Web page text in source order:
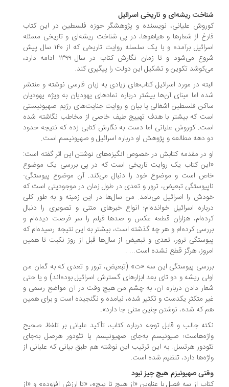
ریشه‌ای و تاریخی اسرائیل
علیانی، نویسنده و پژوهشگر حوزه فلسطین در این کتاب
از شعارها و هیاهوها، در پی شناخت ریشه‌ای و تاریخی مسئله
اسرائیل برآمده و با یک سلسله روایت تاریخی که از ۱۴۰ سال پیش
شروع می‌شود و تا زمان نگارش کتاب در سال ۱۳۹۹ ادامه دارد،
تکوین و تشکیل این دولت را پیگیری کند.
در مورد اسرائیل کتاب‌های زیادی به زبان فارسی نوشته و منتشر
اما مبنای آن‌ها بیشتر درباره نمادهای یهودیان به‌ ویژه یهودیان
فلسطین اشغالی یا بیان و روایت جنایت‌های رژیم صهیونیستی
که بیشتر با هدف تهییج طیف خاصی از مخاطب نگاشته شده
کوروش علیانی اما دست به نگارش کتابی زده که نتیجه حدود
دهه مطالعه و پژوهش او درباره اسرائیل و صهیونیسم است.
در مقدمه کتابش در خصوص انگیزه‌های نوشتن این اثر گفته است:
کتاب یک روایت تاریخی است که در پی بررسی یک موضوع
است و موضوع خود را دنبال می‌کند. آن موضوع پیوستگی-
تبعیض، ترور و تعدی در طول زمان در موجودیتی است که
را اسرائیل می‌نامد. من سال‌ها در این زمینه و به‌ طور کلی
اسرائیل خوانده‌ام؛ انواع خبرهای متنی و تصویری را دنبال
هزاران قطعه عکس و صدها فیلم را سر فرصت دیده‌ام و
کرده‌ام و هر چه گذشته است، بیشتر به این نتیجه رسیده‌ام که
ترور، تعدی و تبعیض از سال‌ها قبل از روز نکبت تا همین
هرگز قطع نشده است... .
پیوستگی این سه «ت» (تبعیض، ترور و تعدی که به گمان من
ریشه و دو تای بعد ابزارهای گسترش اسرائیل بوده‌اند) و یا حتی
دادن درباره آن، به چشم من هیچ ‌وقت در آن مواضع رسمی و
متکثرِ یکدست و تکثیر شده، نیامده و نگنجیده است و برای همین
که شده، نوشتن چنین متنی جا دارد».
جالب و قابل توجه درباره کتاب، تأکید علیانی بر تلفظ صحیح
صیونیسم به‌جای صهیونیسم یا تئودور هرصل به‌جای
هرتسل. به این ترتیب این نوشته هم طبق بیانی که علیانی از
دارد، تنظیم شده است.
صهیونیزم هیچ چیز نبود
از سه فصل با عناوین «از هیچ تا پیچ»، «تا ارزش افزوده» و «از